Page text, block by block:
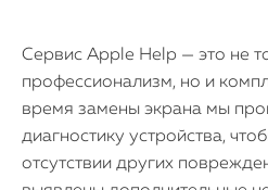
Сервис Apple Help — это не
профессионализм, но и
время замены экрана мы
диагностику устройства,
отсутствии других